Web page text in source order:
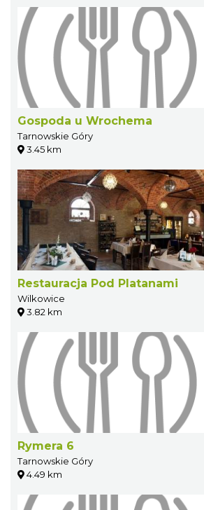
Gospoda u Wrochema
Tarnowskie Góry
3.45 km
Restauracja Pod Platanami
Wilkowice
3.82 km
Rymera 6
Tarnowskie Góry
4.49 km